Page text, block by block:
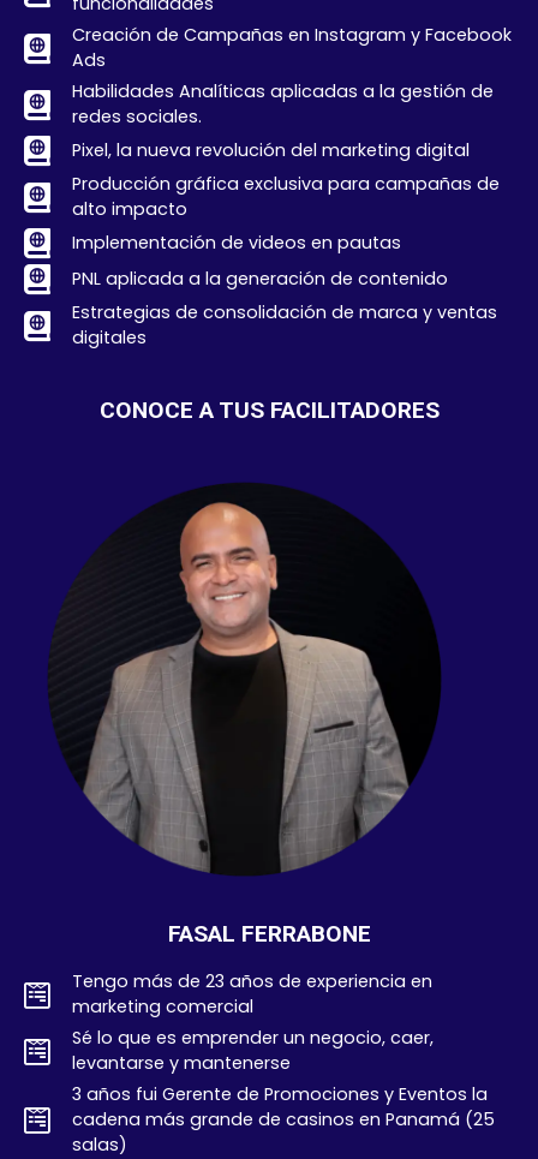
Creación de Campañas en Instagram y Facebook
Ads
Habilidades Analíticas aplicadas a la gestión de
redes sociales.
Pixel, la nueva revolución del marketing digital
Producción gráfica exclusiva para campañas de
alto impacto
Implementación de videos en pautas
PNL aplicada a la generación de contenido
Estrategias de consolidación de marca y ventas
digitales
CONOCE A TUS FACILITADORES
FASAL FERRABONE
Tengo más de 23 años de experiencia en
marketing comercial
Sé lo que es emprender un negocio, caer,
levantarse y mantenerse
3 años fui Gerente de Promociones y Eventos la
cadena más grande de casinos en Panamá (25
salas)